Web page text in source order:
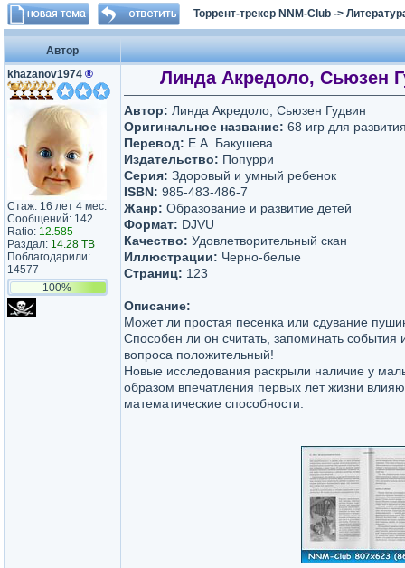
Торрент-трекер NNM-Club ->
Автор
khazanov1974 ®
Стаж: 16 лет 4 мес.
Сообщений: 142
Ratio: 12.585
Раздал: 14.28 TB
Поблагодарили:
14577
100%
Линда Акредоло, Сьюзен
Автор: Линда Акредоло, Сьюзен Гудвин
Оригинальное название: 68 игр для
Перевод: Е.А. Бакушева
Издательство: Попурри
Серия: Здоровый и умный ребенок
ISBN: 985-483-486-7
Жанр: Образование и развитие детей
Формат: DJVU
Качество: Удовлетворительный скан
Иллюстрации: Черно-белые
Страниц: 123
Описание:
Может ли простая песенка или сдувание
Способен ли он считать, запоминать
вопроса положительный!
Новые исследования раскрыли наличие у
образом впечатления первых лет жизни
математические способности.